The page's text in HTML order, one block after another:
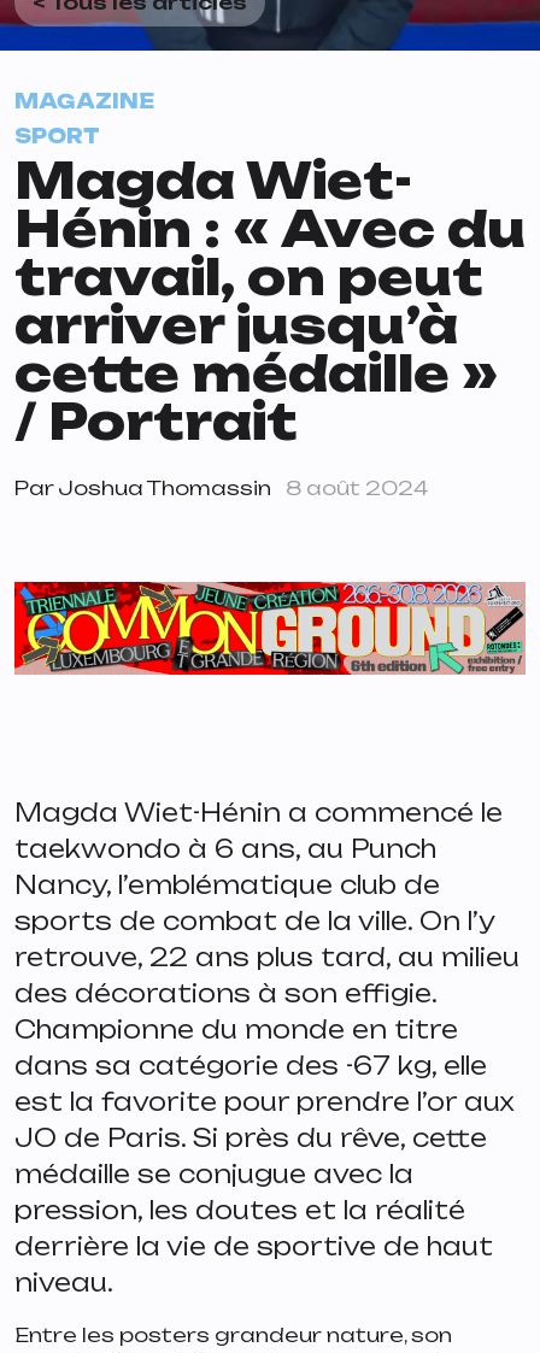
MAGAZINE
SPORT
Magda Wiet-
Hénin : « Avec du
travail, on peut
arriver jusqu’à
cette médaille »
/ Portrait
Par Joshua Thomassin 8 août 2024
Magda Wiet-Hénin a commencé le
taekwondo à 6 ans, au Punch
Nancy, l’emblématique club de
sports de combat de la ville. On l’y
retrouve, 22 ans plus tard, au milieu
des décorations à son effigie.
Championne du monde en titre
dans sa catégorie des -67 kg, elle
est la favorite pour prendre l’or aux
JO de Paris. Si près du rêve, cette
médaille se conjugue avec la
pression, les doutes et la réalité
derrière la vie de sportive de haut
niveau.
Entre les posters grandeur nature, son